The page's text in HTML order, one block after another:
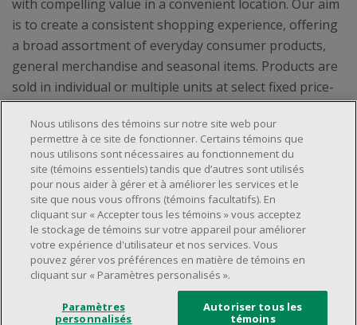
with compelling value in a convenient location. Our aim
is to create a consistent shopping experience, offering
a broad assortment of everyday consumer products,
general merchandise and seasonal items. Products are
sold in individual or multiple units at select fixed price-
points up to $5.00.
About Us
About Us
Careers
Locations & Services
Store Locator
Investor Relations
Real Estate Partners
Customer Service
FAQs
Accessibility Policy
Nous utilisons des témoins sur notre site web pour
permettre à ce site de fonctionner. Certains témoins que
nous utilisons sont nécessaires au fonctionnement du
site (témoins essentiels) tandis que d’autres sont utilisés
pour nous aider à gérer et à améliorer les services et le
site que nous vous offrons (témoins facultatifs). En
cliquant sur « Accepter tous les témoins » vous acceptez
le stockage de témoins sur votre appareil pour améliorer
votre expérience d'utilisateur et nos services. Vous
pouvez gérer vos préférences en matière de témoins en
cliquant sur « Paramètres personalisés ».
Paramètres
personnalisés
Autoriser tous les
témoins